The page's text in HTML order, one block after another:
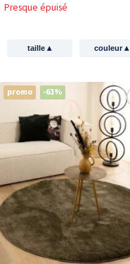
Presque épuisé
taille▴ couleur▴
promo -61%